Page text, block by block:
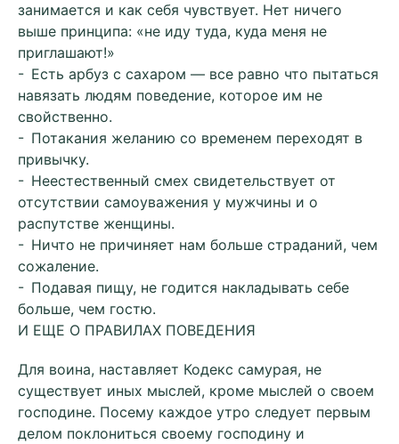
занимается и как себя чувствует. Нет ничего
выше принципа: «не иду туда, куда меня не
приглашают!»
- Есть арбуз с сахаром — все равно что пытаться
навязать людям поведение, которое им не
свойственно.
- Потакания желанию со временем переходят в
привычку.
- Неестественный смех свидетельствует от
отсутствии самоуважения у мужчины и о
распутстве женщины.
- Ничто не причиняет нам больше страданий, чем
сожаление.
- Подавая пищу, не годится накладывать себе
больше, чем гостю.
И ЕЩЕ О ПРАВИЛАХ ПОВЕДЕНИЯ
Для воина, наставляет Кодекс самурая, не
существует иных мыслей, кроме мыслей о своем
господине. Посему каждое утро следует первым
делом поклониться своему господину и